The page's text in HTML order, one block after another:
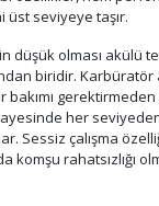
üst seviyeye taşır.
düşük olması akülü
biridir. Karbüratör
bakımı gerektirmeden
her
Sessiz çalışma
komşu rahatsızlığı